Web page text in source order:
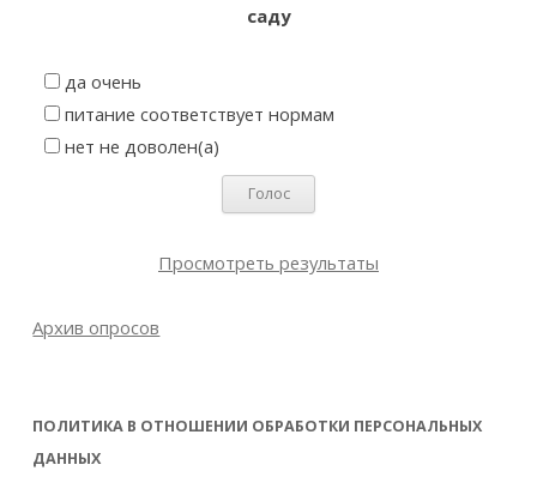
саду
да очень
питание соответствует нормам
нет не доволен(а)
Просмотреть результаты
Архив опросов
ПОЛИТИКА В ОТНОШЕНИИ ОБРАБОТКИ ПЕРСОНАЛЬНЫХ
ДАННЫХ